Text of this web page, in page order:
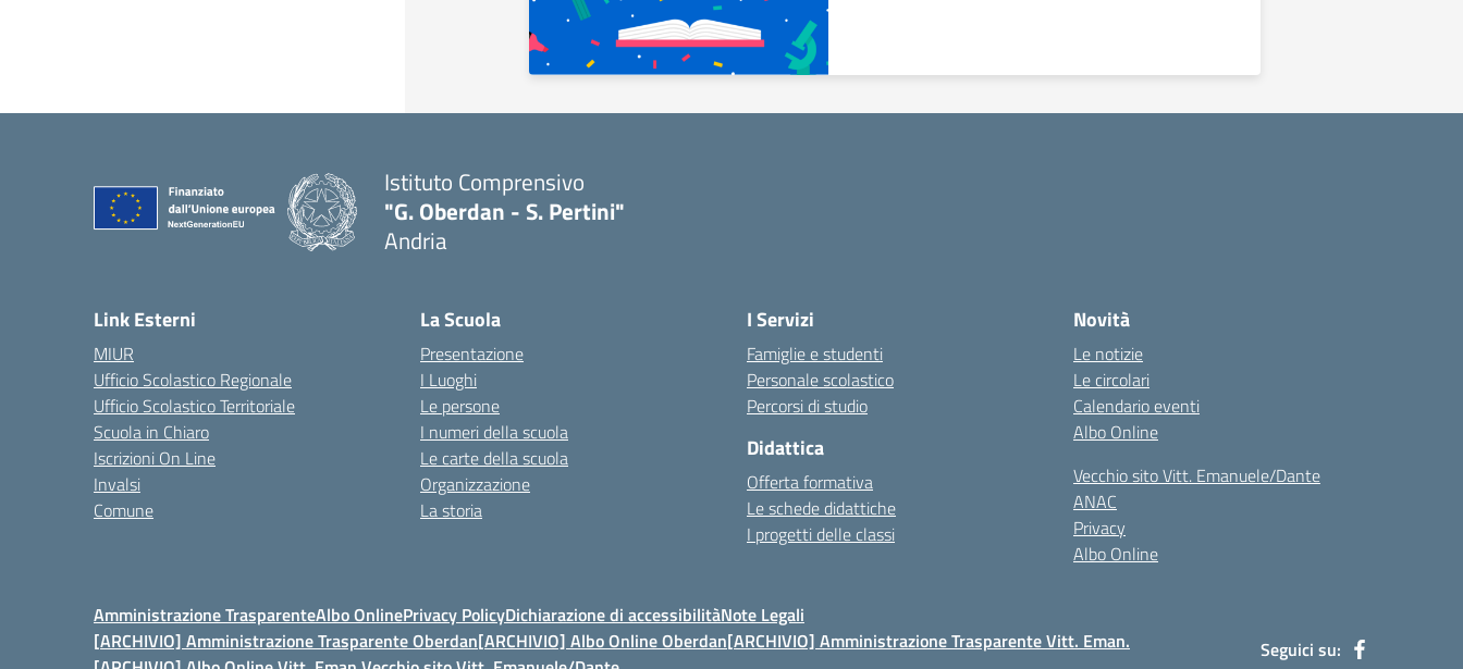
Istituto Comprensivo
"G. Oberdan - S. Pertini"
Andria
Link Esterni
MIUR
Ufficio Scolastico Regionale
Ufficio Scolastico Territoriale
Scuola in Chiaro
Iscrizioni On Line
Invalsi
Comune
La Scuola
Presentazione
I Luoghi
Le persone
I numeri della scuola
Le carte della scuola
Organizzazione
La storia
I Servizi
Famiglie e studenti
Personale scolastico
Percorsi di studio
Didattica
Offerta formativa
Le schede didattiche
I progetti delle classi
Novità
Le notizie
Le circolari
Calendario eventi
Albo Online
Vecchio sito Vitt. Emanuele/Dante
ANAC
Privacy
Albo Online
Amministrazione TrasparenteAlbo OnlinePrivacy PolicyDichiarazione di accessibilitàNote Legali
[ARCHIVIO] Amministrazione Trasparente Oberdan[ARCHIVIO] Albo Online Oberdan[ARCHIVIO] Amministrazione Trasparente Vitt. Eman.
Seguici su: